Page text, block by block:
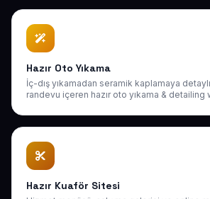
Hazır Oto Yıkama
İç-dış yıkamadan seramik kaplamaya
randevu içeren hazır oto yıkama & detailing
Hazır Kuaför Sitesi